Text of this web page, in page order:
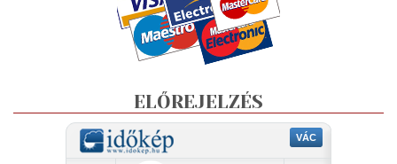
ELŐREJELZÉS